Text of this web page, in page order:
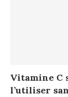
Vitamine C
l’utiliser